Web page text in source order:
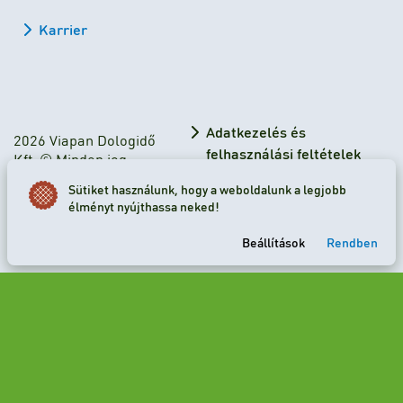
Karrier
2026 Viapan Dologidő
Kft. © Minden jog
fenntartva.
Adatkezelés és
felhasználási feltételek
Adatkezelési tájékoztató
Sütiket használunk, hogy a weboldalunk a legjobb
élményt nyújthassa neked!
Beállítások Rendben